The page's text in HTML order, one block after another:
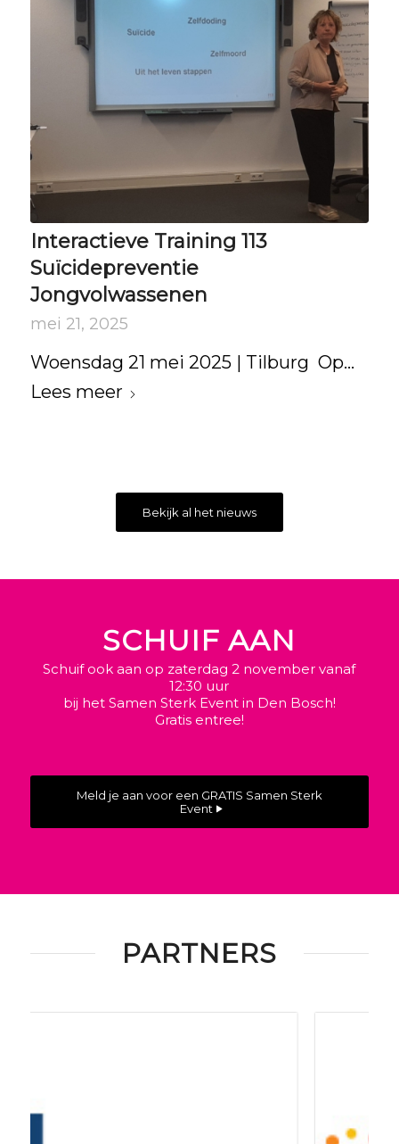
Interactieve Training 113
Suïcidepreventie
Jongvolwassenen
mei 21, 2025
Woensdag 21 mei 2025 | Tilburg Op…
Lees meer
Bekijk al het nieuws
SCHUIF AAN
Schuif ook aan op zaterdag 2 november vanaf
12:30 uur
bij het Samen Sterk Event in Den Bosch!
Gratis entree!
Meld je aan voor een GRATIS Samen Sterk
Event
PARTNERS